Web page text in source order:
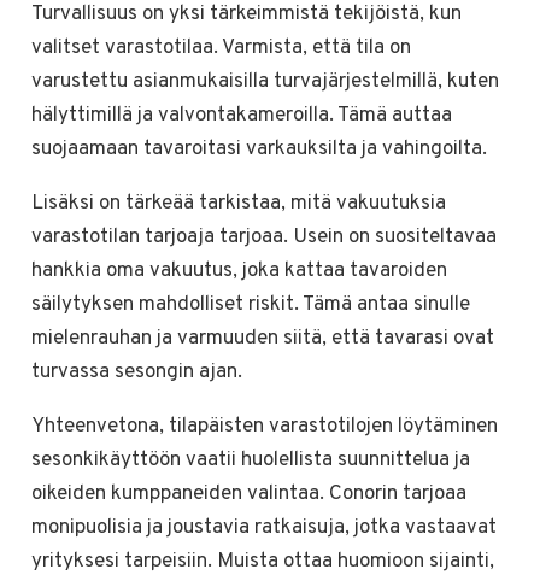
Turvallisuus on yksi tärkeimmistä tekijöistä, kun
valitset varastotilaa. Varmista, että tila on
varustettu asianmukaisilla turvajärjestelmillä, kuten
hälyttimillä ja valvontakameroilla. Tämä auttaa
suojaamaan tavaroitasi varkauksilta ja vahingoilta.
Lisäksi on tärkeää tarkistaa, mitä vakuutuksia
varastotilan tarjoaja tarjoaa. Usein on suositeltavaa
hankkia oma vakuutus, joka kattaa tavaroiden
säilytyksen mahdolliset riskit. Tämä antaa sinulle
mielenrauhan ja varmuuden siitä, että tavarasi ovat
turvassa sesongin ajan.
Yhteenvetona, tilapäisten varastotilojen löytäminen
sesonkikäyttöön vaatii huolellista suunnittelua ja
oikeiden kumppaneiden valintaa. Conorin tarjoaa
monipuolisia ja joustavia ratkaisuja, jotka vastaavat
yrityksesi tarpeisiin. Muista ottaa huomioon sijainti,